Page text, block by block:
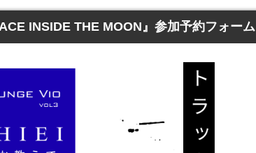
INSIDE THE MOON』参加予約フォーム